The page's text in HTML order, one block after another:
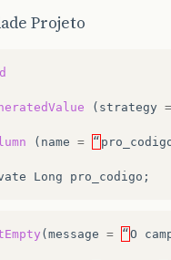
Projeto
( strategy =
( name = “
Long pro_codigo ;
(message = “O